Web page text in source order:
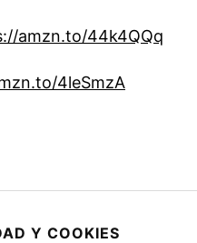
amzn.to/44k4QQq
4leSmzA
Y COOKIES